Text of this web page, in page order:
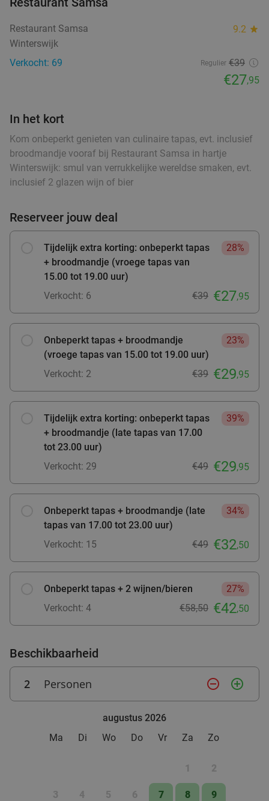
food
food
food
food
35%
Warme drank + zoete snack naar keuze (enkel
of 10-strippenkaart) bij SPAR city Zutphen
SPAR city Zutphen
Zutphen 27 min.directions_car
Verkocht: 93 Regulier €4
€2 ,95
35%
Warme drank + zoete snack naar keuze (enkel
Vandaag Morgen Zo Ma Di Wo
Do
SPAR City Enschede
Zutphen 27 min.
Verkocht: 183 Regulier €4,55
,95
51%
Strippenkaart of warme drank + appelflap of
koek bij SPAR Arnhem
Vandaag Morgen Zo Ma Di Wo
Do
SPAR Arnhem
Zutphen
Verkocht: 472 Regulier €45,75
€22,50
40%
Verse salade + verse smoothie om af te halen
bij SPAR City Zutphen
Vandaag Morgen Zo Ma Di Wo
Do
SPAR city Zutphen
9.8
Zutphen 27 min.
Verkocht: 143 Regulier €9,10
40%
Lunch voor 2 bij Fletcher Hotels
Ellecom
28 min.
€19
Restaurant Samsa 9.2 star
Winterswijk
Verkocht: 69
Regulier €39
€27,95
In het kort
Kom onbeperkt genieten van culinaire tapas, evt. inclusief
broodmandje vooraf bij Restaurant Samsa in hartje
Winterswijk: smul van verrukkelijke wereldse smaken, evt.
inclusief 2 glazen wijn of bier
Reserveer jouw deal
Tijdelijk extra korting: onbeperkt tapas
+ broodmandje (vroege tapas van
15.00 tot 19.00 uur)
28%
Verkocht: 6 €39 €27,95
Onbeperkt tapas + broodmandje
(vroege tapas van 15.00 tot 19.00 uur)
23%
Verkocht: 2 €39 €29,95
Tijdelijk extra korting: onbeperkt tapas
+ broodmandje (late tapas van 17.00
tot 23.00 uur)
39%
Verkocht: 29 €49 €29,95
Onbeperkt tapas + broodmandje (late
tapas van 17.00 tot 23.00 uur)
34%
Verkocht: 15 €49 €32,50
Onbeperkt tapas + 2 wijnen/bieren
27%
Verkocht: 4
€58,50 €42,50
Beschikbaarheid
2 Personen remove_circle_outline add_circle_outline
augustus 2026
Ma
Di Wo Do Vr Za Zo
1 2
3 4 5 6 7 8 9